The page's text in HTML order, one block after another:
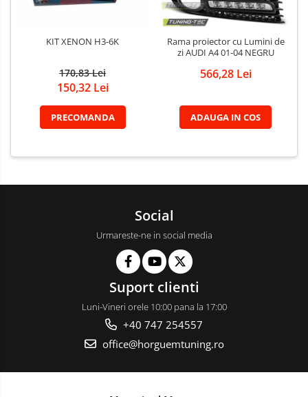
KIT XENON H3-6K
170,83 Lei
150,32 Lei
PRECOMANDA
Rama proiector cu Lumini de
zi AUDI A4 01-04 NEGRU
566,28 Lei
ADAUGA IN COS
Social
Urmareste-ne in social media
Suport clienti
Luni-Vineri orele 10:00 pana la 17:00
+40 747 254557
office@horguemtuning.ro